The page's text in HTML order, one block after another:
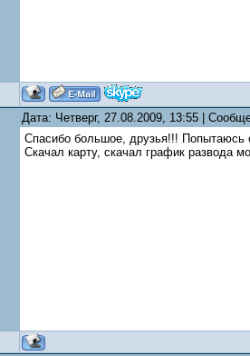
Дата: Четверг, 27.08.2009, 13:55 |
Спасибо большое, друзья!!! Попытаюсь
Скачал карту, скачал график развода